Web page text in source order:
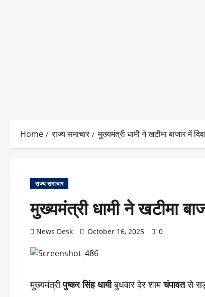
Home राज्य समाचार मुख्यमंत्री धामी ने खटीमा बाजार में
राज्य समाचार
मुख्यमंत्री धामी ने खटीमा
News Desk October 16, 2025 0
मुख्यमंत्रीपुष्कर सिंह धामीबुधवार देर शामचंपावतसे